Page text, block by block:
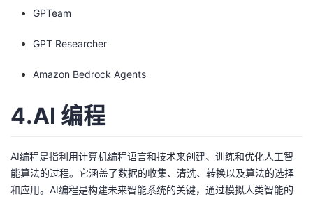
GPTeam
GPT Researcher
Amazon Bedrock Agents
4.AI 编程
AI编程是指利用计算机编程语言和技术来创建、训练和优化人工智
能算法的过程。它涵盖了数据的收集、清洗、转换以及算法的选择
和应用。AI编程是构建未来智能系统的关键，通过模拟人类智能的